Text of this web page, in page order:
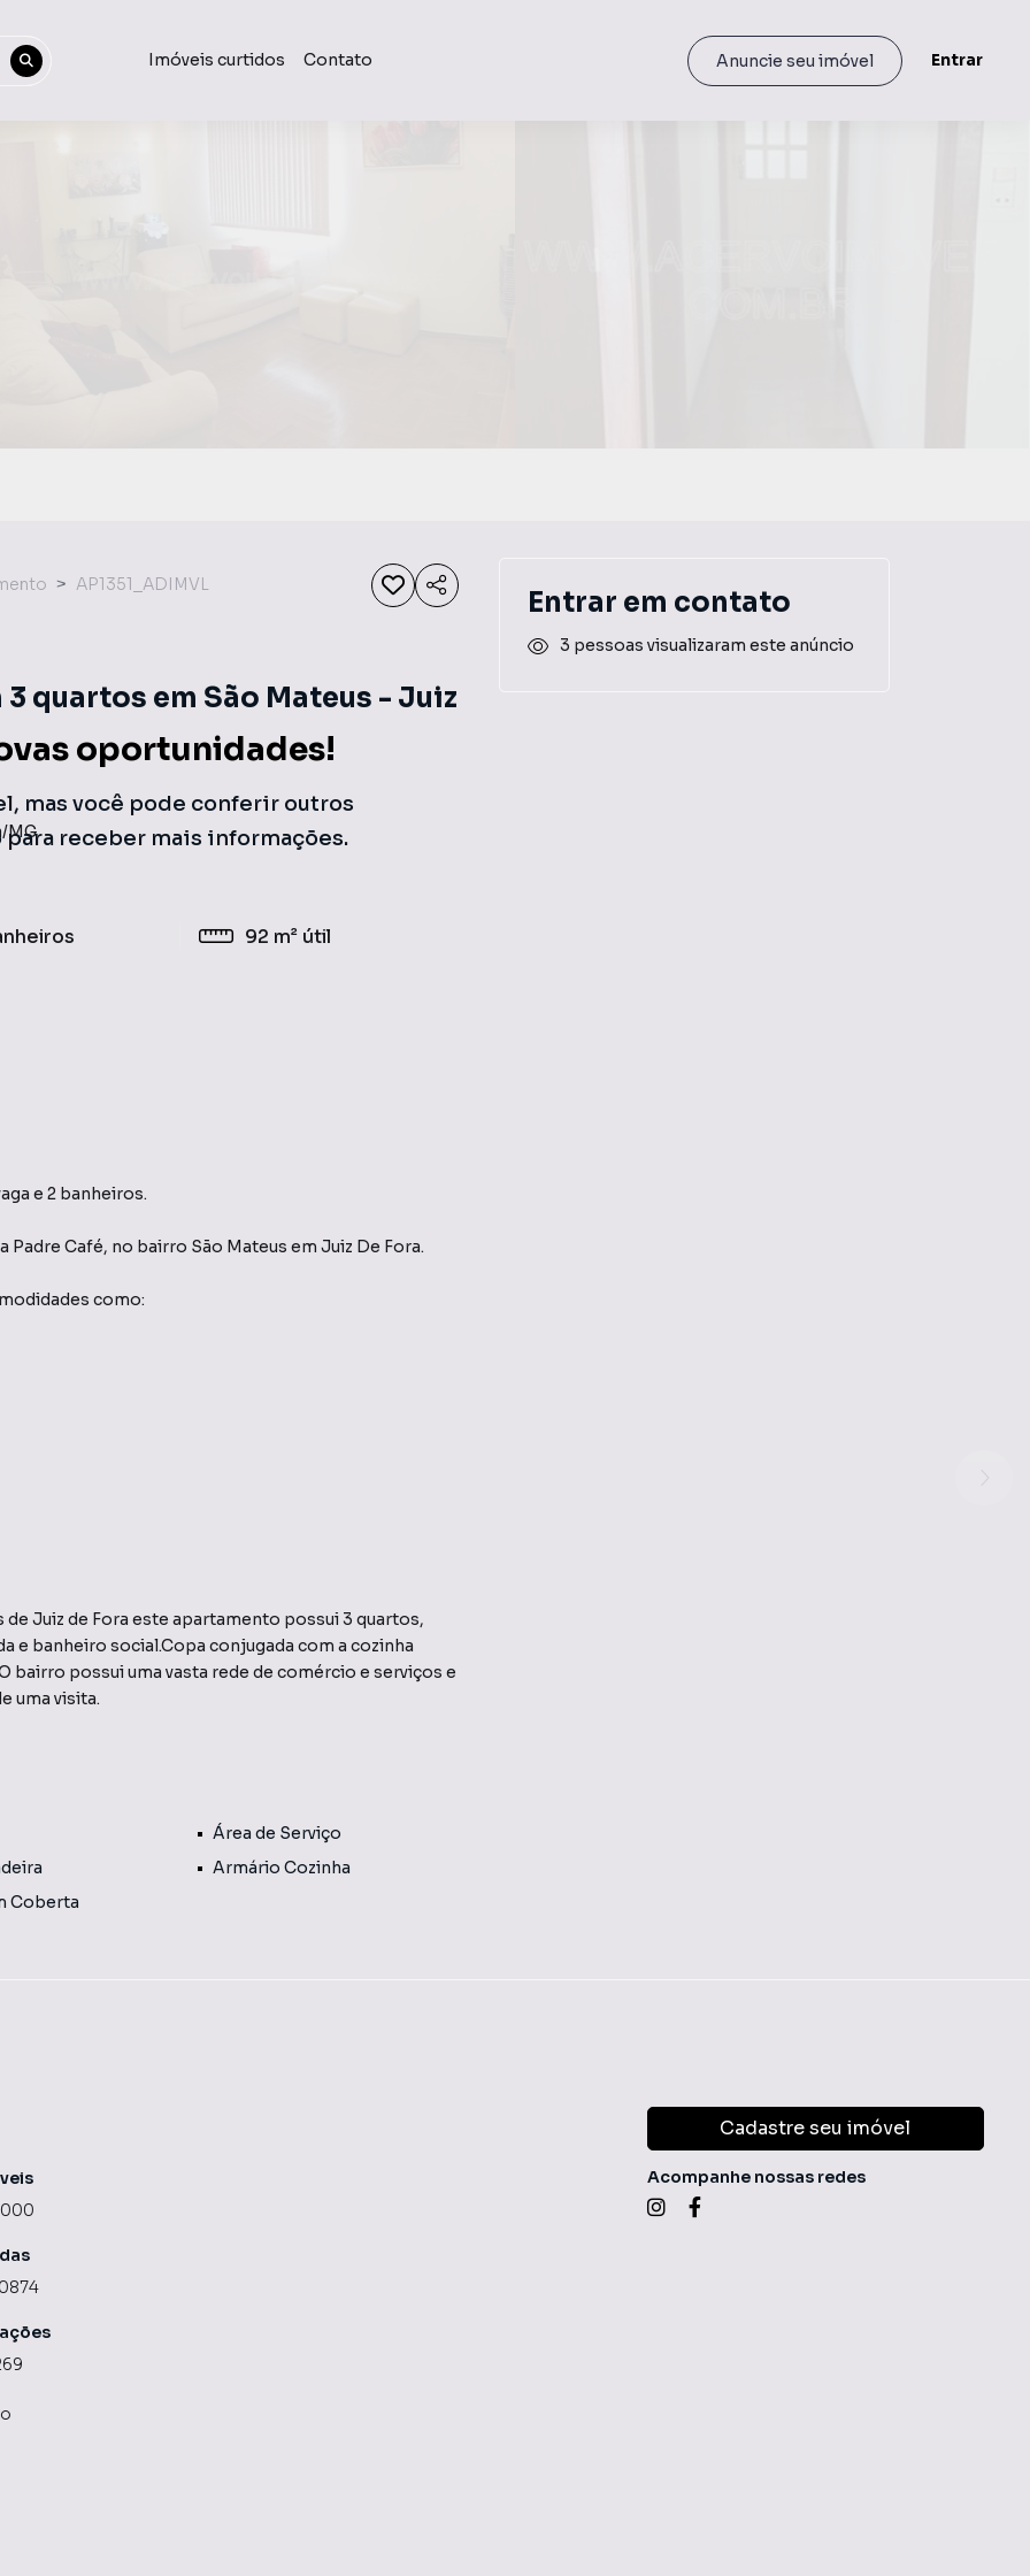
Imóveis curtidos Contato Anuncie seu imóvel Entrar
oportunidades!
mas você pode conferir outros
receber mais informações.
AP1351_ADIMVL
quartos em São Mateus - Juiz
/MG
92 m² útil
e 2 banheiros.
Padre Café, no bairro São Mateus em Juiz De Fora.
como:
Juiz de Fora este apartamento possui 3 quartos,
e banheiro social.Copa conjugada com a cozinha
bairro possui uma vasta rede de comércio e serviços e
uma visita.
Área de Serviço
Armário Cozinha
Coberta
Entrar em contato
3 pessoas visualizaram este anúncio
Cadastre seu imóvel
Acompanhe nossas redes